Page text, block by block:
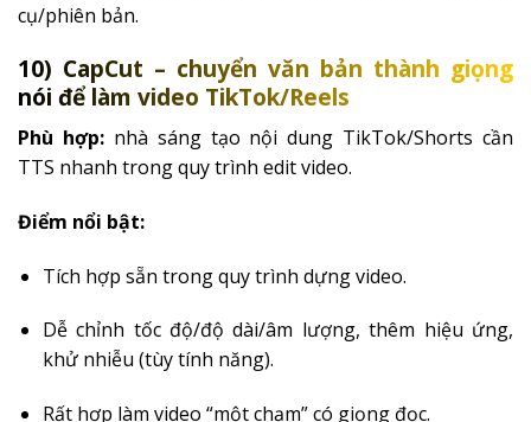
cụ/phiên bản.
10) CapCut – chuyển văn bản thành giọng
nói để làm video TikTok/Reels
Phù hợp:nhà sáng tạo nội dung TikTok/Shorts cần
TTS nhanh trong quy trình edit video.
Điểm nổi bật:
Tích hợp sẵn trong quy trình dựng video.
Dễ chỉnh tốc độ/độ dài/âm lượng, thêm hiệu ứng,
khử nhiễu (tùy tính năng).
Rất hợp làm video “một chạm” có giọng đọc.